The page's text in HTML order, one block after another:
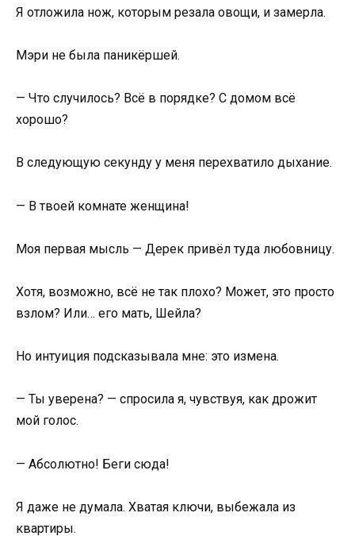
Я отложила нож, которым резала овощи, и замерла.
Мэри не была паникёршей.
— Что случилось? Всё в порядке? С домом всё
хорошо?
В следующую секунду у меня перехватило дыхание.
— В твоей комнате женщина!
Моя первая мысль — Дерек привёл туда любовницу.
Хотя, возможно, всё не так плохо? Может, это просто
взлом? Или… его мать, Шейла?
Но интуиция подсказывала мне: это измена.
— Ты уверена? — спросила я, чувствуя, как дрожит
мой голос.
— Абсолютно! Беги сюда!
Я даже не думала. Хватая ключи, выбежала из
квартиры.